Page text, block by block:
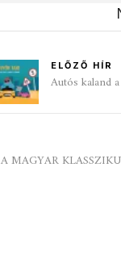
ELŐZŐ HÍR
Autós kaland
A MAGYAR